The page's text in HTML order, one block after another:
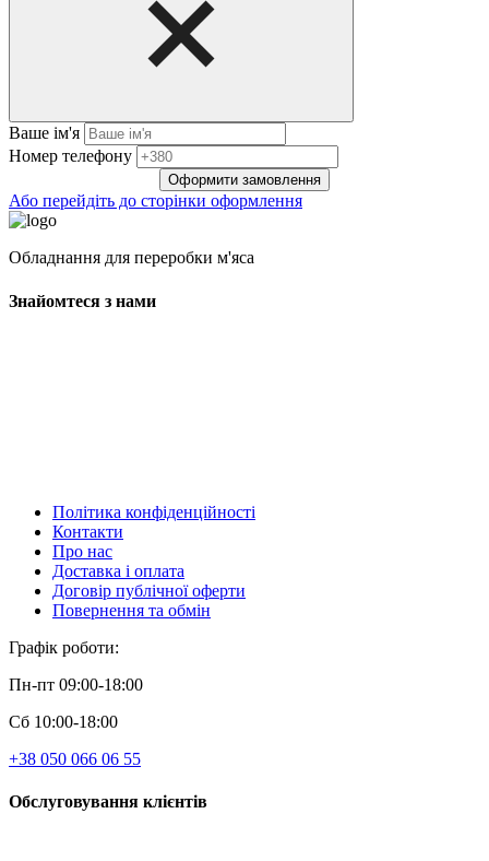
Ваше ім'я
Нoмep тeлeфoнy
Оформити замовлення
Або перейдіть до сторінки оформлення
Обладнання для переробки м'яса
Знайомтеся з нами
Політика конфіденційності
Контакти
Про нас
Доставка і оплата
Договір публічної оферти
Повернення та обмін
Графік роботи:
Пн-пт 09:00-18:00
Сб 10:00-18:00
+38 050 066 06 55
Обслуговування клієнтів